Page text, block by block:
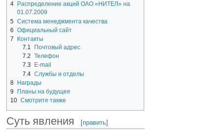
4
Распределение акций ОАО «НИТЕЛ» на
01.07.2009
5 Система менеджмента качества
6
Официальный сайт
7
Контакты
7.1
Почтовый адрес
7.2 Телефон
7.3
E-mail
7.4 Службы и отделы
8 Награды
9
Планы на будущее
10 Смотрите также
Суть явления [править]